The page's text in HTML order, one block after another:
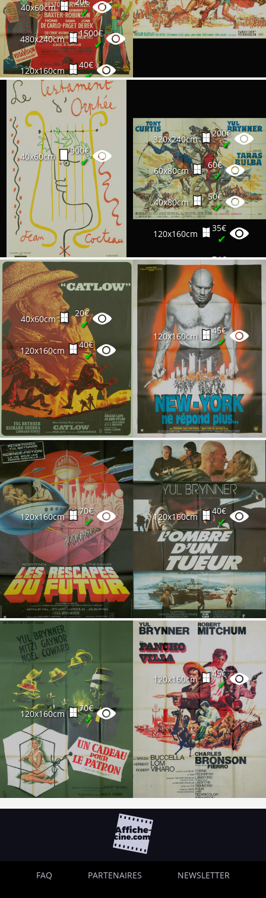
40x60cm ✔
480x240cm
1500€
✔
120x160cm
40€
✔
160x240cm
300€
✔
120x160cm
50€
✔
40x60cm
900€
✔
320x240cm
200€
✔
60x80cm
60€
✔
40x80cm
50€
✔
120x160cm
35€
✔
120x160cm
74€
✔
40x60cm
20€
✔
120x160cm
40€
✔
120x160cm
45€
✔
120x160cm
70€
✔ 120x160cm
40€
✔
120x160cm
70€
✔
120x160cm
45€
✔
FAQ PARTENAIRES NEWSLETTER